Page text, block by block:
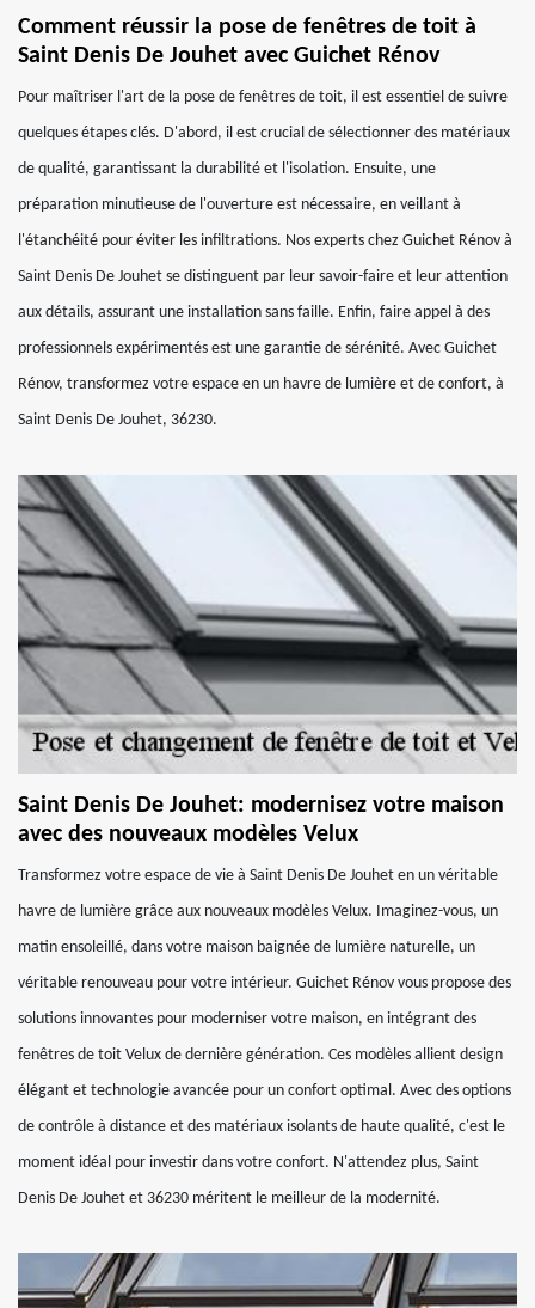
Comment réussir la pose de fenêtres de toit à
Saint Denis De Jouhet avec Guichet Rénov
Pour maîtriser l'art de la pose de fenêtres de toit, il est essentiel de suivre
quelques étapes clés. D'abord, il est crucial de sélectionner des matériaux
de qualité, garantissant la durabilité et l'isolation. Ensuite, une
préparation minutieuse de l'ouverture est nécessaire, en veillant à
l'étanchéité pour éviter les infiltrations. Nos experts chez Guichet Rénov à
Saint Denis De Jouhet se distinguent par leur savoir-faire et leur attention
aux détails, assurant une installation sans faille. Enfin, faire appel à des
professionnels expérimentés est une garantie de sérénité. Avec Guichet
Rénov, transformez votre espace en un havre de lumière et de confort, à
Saint Denis De Jouhet, 36230.
Saint Denis De Jouhet: modernisez votre maison
avec des nouveaux modèles Velux
Transformez votre espace de vie à Saint Denis De Jouhet en un véritable
havre de lumière grâce aux nouveaux modèles Velux. Imaginez-vous, un
matin ensoleillé, dans votre maison baignée de lumière naturelle, un
véritable renouveau pour votre intérieur. Guichet Rénov vous propose des
solutions innovantes pour moderniser votre maison, en intégrant des
fenêtres de toit Velux de dernière génération. Ces modèles allient design
élégant et technologie avancée pour un confort optimal. Avec des options
de contrôle à distance et des matériaux isolants de haute qualité, c'est le
moment idéal pour investir dans votre confort. N'attendez plus, Saint
Denis De Jouhet et 36230 méritent le meilleur de la modernité.